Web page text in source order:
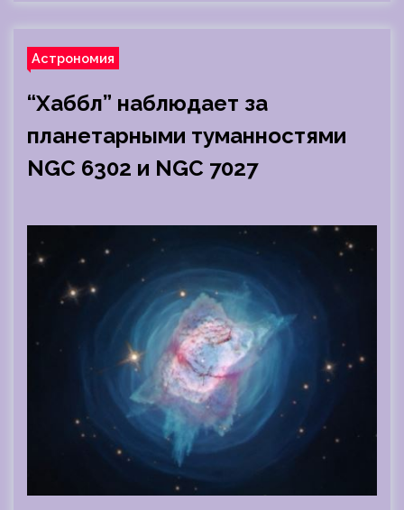
Астрономия
“Хаббл” наблюдает за
планетарными туманностями
NGC 6302 и NGC 7027